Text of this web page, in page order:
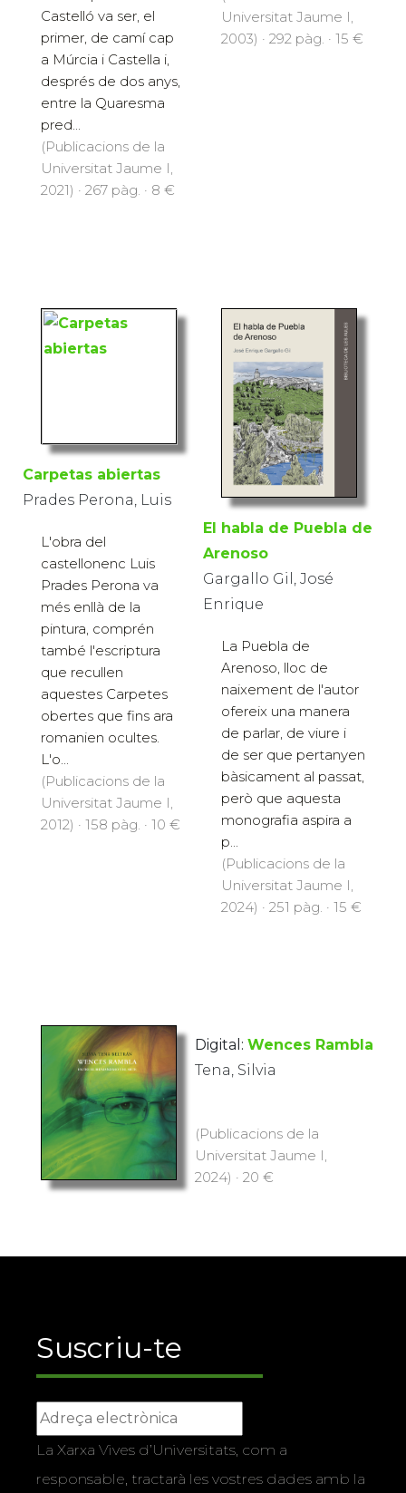
Castelló va ser, el
primer, de camí cap
a Múrcia i Castella i,
després de dos anys,
entre la Quaresma
pred...
(Publicacions de la
Universitat Jaume I,
2021) · 267 pàg. · 8 €
Universitat Jaume I,
2003) · 292 pàg. · 15 €
Carpetas abiertas
Prades Perona, Luis
L'obra del
castellonenc Luis
Prades Perona va
més enllà de la
pintura, comprén
també l'escriptura
que recullen
aquestes Carpetes
obertes que fins ara
romanien ocultes.
L'o...
(Publicacions de la
Universitat Jaume I,
2012) · 158 pàg. · 10 €
El habla de Puebla de
Arenoso
Gargallo Gil, José
Enrique
La Puebla de
Arenoso, lloc de
naixement de l'autor
ofereix una manera
de parlar, de viure i
de ser que pertanyen
bàsicament al passat,
però que aquesta
monografia aspira a
p...
(Publicacions de la
Universitat Jaume I,
2024) · 251 pàg. · 15 €
Digital: Wences Rambla
Tena, Silvia
(Publicacions de la
Universitat Jaume I,
2024) · 20 €
Suscriu-te
La Xarxa Vives d’Universitats, com a
responsable, tractarà les vostres dades amb la